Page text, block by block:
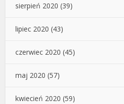
sierpień 2020 (39)
lipiec 2020 (43)
czerwiec 2020 (45)
maj 2020 (57)
kwiecień 2020 (59)